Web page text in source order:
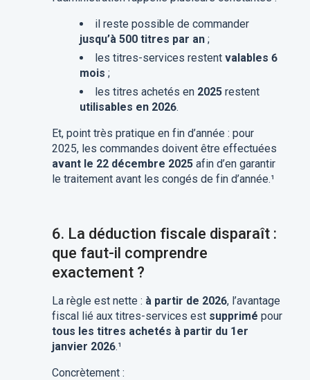
il reste possible de commander
jusqu’à 500 titres par an;
les titres-services restent valables 6
mois ;
les titres achetés en 2025restent
utilisables en 2026.
Et, point très pratique en fin d’année : pour
2025, les commandes doivent être effectuées
avant le 22 décembre 2025afin d’en garantir
le traitement avant les congés de fin d’année.¹
6. La déduction fiscale disparaît :
que faut-il comprendre
exactement ?
La règle est nette : à partir de 2026, l’avantage
fiscal lié aux titres-services est supprimé pour
tous les titres achetés à partir du 1er
janvier 2026.¹
Concrètement :